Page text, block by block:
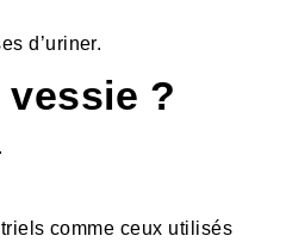
d’uriner.
?
comme ceux utilisés